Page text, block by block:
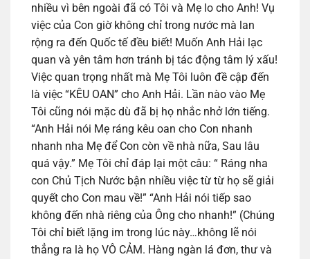
nhiều vì bên ngoài đã có Tôi và Mẹ lo cho Anh! Vụ
việc của Con giờ không chỉ trong nước mà lan
rộng ra đến Quốc tế đều biết! Muốn Anh Hải lạc
quan và yên tâm hơn tránh bị tác động tâm lý xấu!
Việc quan trọng nhất mà Mẹ Tôi luôn đề cập đến
là việc “KÊU OAN” cho Anh Hải. Lần nào vào Mẹ
Tôi cũng nói mặc dù đã bị họ nhắc nhở lớn tiếng.
“Anh Hải nói Mẹ ráng kêu oan cho Con nhanh
nhanh nha Mẹ để Con còn về nhà nữa, Sau lâu
quá vậy.” Mẹ Tôi chỉ đáp lại một câu: “ Ráng nha
con Chủ Tịch Nước bận nhiều việc từ từ họ sẽ giải
quyết cho Con mau về!” “Anh Hải nói tiếp sao
không đến nhà riêng của Ông cho nhanh!” (Chúng
Tôi chỉ biết lặng im trong lúc này…không lẽ nói
thẳng ra là họ VÔ CẢM. Hàng ngàn lá đơn, thư và